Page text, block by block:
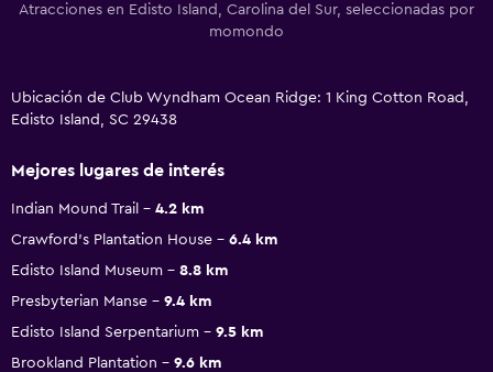
Atracciones en Edisto Island, Carolina del Sur, seleccionadas por
momondo
Ubicación de Club Wyndham Ocean Ridge: 1 King Cotton Road,
Edisto Island, SC 29438
Mejores lugares de interés
Indian Mound Trail
4.2 km
Crawford's Plantation House
6.4 km
Edisto Island Museum
8.8 km
Presbyterian Manse
9.4 km
Edisto Island Serpentarium
9.5 km
Brookland Plantation
9.6 km